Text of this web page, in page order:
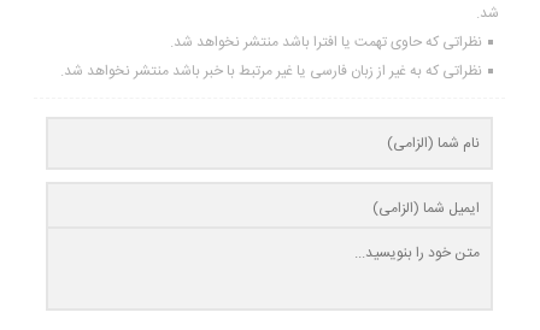
شد.
نظراتی که حاوی تهمت یا افترا باشد منتشر نخواهد شد.
نظراتی که به غیر از زبان فارسی یا غیر مرتبط با خبر باشد منتشر نخواهد شد.